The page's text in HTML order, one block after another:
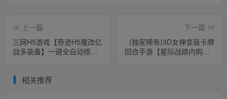
上一篇
三网H5游戏【奇迹H5魔改亿
战多装备】一键全自动搭建
下一篇
(独家稀有)3D女神变装卡牌
回合手游【星际战娘内购GM
相关推荐